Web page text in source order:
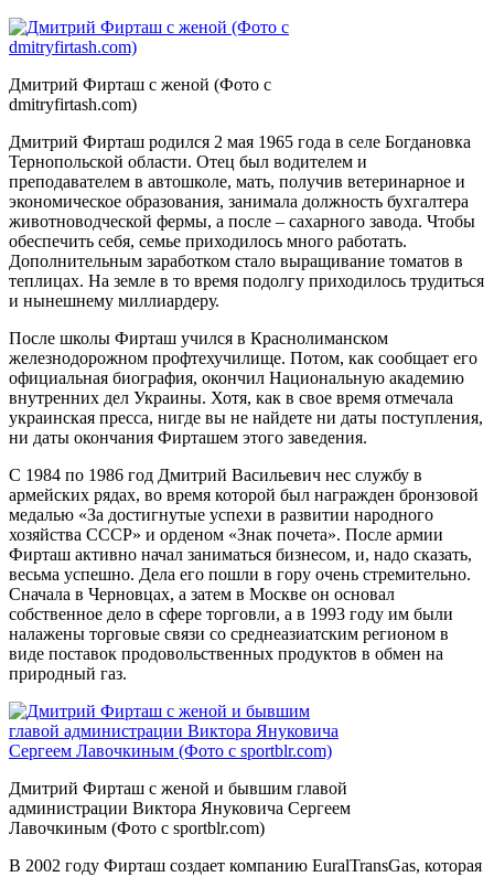
Дмитрий Фирташ с женой (Фото с
dmitryfirtash.com)
Дмитрий Фирташ родился 2 мая 1965 года в селе Богдановка
Тернопольской области. Отец был водителем и
преподавателем в автошколе, мать, получив ветеринарное и
экономическое образования, занимала должность бухгалтера
животноводческой фермы, а после – сахарного завода. Чтобы
обеспечить себя, семье приходилось много работать.
Дополнительным заработком стало выращивание томатов в
теплицах. На земле в то время подолгу приходилось трудиться
и нынешнему миллиардеру.
После школы Фирташ учился в Краснолиманском
железнодорожном профтехучилище. Потом, как сообщает его
официальная биография, окончил Национальную академию
внутренних дел Украины. Хотя, как в свое время отмечала
украинская пресса, нигде вы не найдете ни даты поступления,
ни даты окончания Фирташем этого заведения.
С 1984 по 1986 год Дмитрий Васильевич нес службу в
армейских рядах, во время которой был награжден бронзовой
медалью «За достигнутые успехи в развитии народного
хозяйства СССР» и орденом «Знак почета». После армии
Фирташ активно начал заниматься бизнесом, и, надо сказать,
весьма успешно. Дела его пошли в гору очень стремительно.
Сначала в Черновцах, а затем в Москве он основал
собственное дело в сфере торговли, а в 1993 году им были
налажены торговые связи со среднеазиатским регионом в
виде поставок продовольственных продуктов в обмен на
природный газ.
Дмитрий Фирташ с женой и бывшим главой
администрации Виктора Януковича Сергеем
Лавочкиным (Фото с sportblr.com)
В 2002 году Фирташ создает компанию EuralTransGas, которая